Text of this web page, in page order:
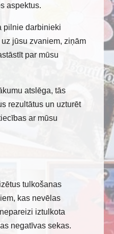
aspektus.
pilnie darbinieki
jūsu zvaniem, ziņām
par mūsu
atslēga, tās
rezultātus un uzturēt
ar mūsu
tulkošanas
kas nevēlas
iztulkota
negatīvas sekas.